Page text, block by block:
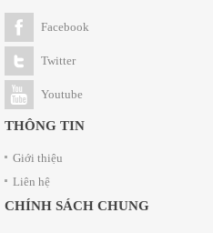
Facebook
Twitter
Youtube
THÔNG TIN
Giới thiệu
Liên hệ
CHÍNH SÁCH CHUNG